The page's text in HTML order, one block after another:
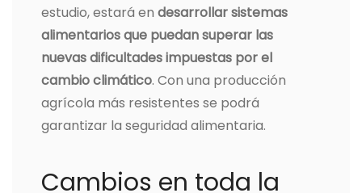
estudio, estará en desarrollar sistemas
alimentarios que puedan superar las
nuevas dificultades impuestas por el
cambio climático. Con una producción
agrícola más resistentes se podrá
garantizar la seguridad alimentaria.
Cambios en toda la